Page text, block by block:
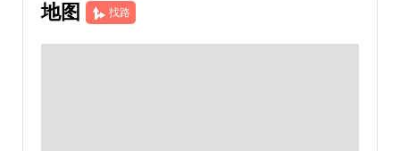
地图 找路